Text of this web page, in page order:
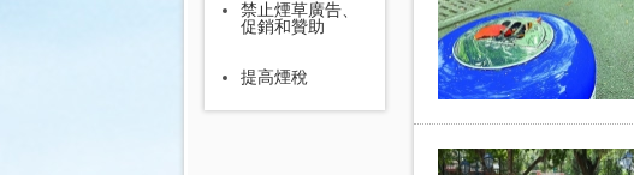
禁止煙草廣告、
促銷和贊助
提高煙稅